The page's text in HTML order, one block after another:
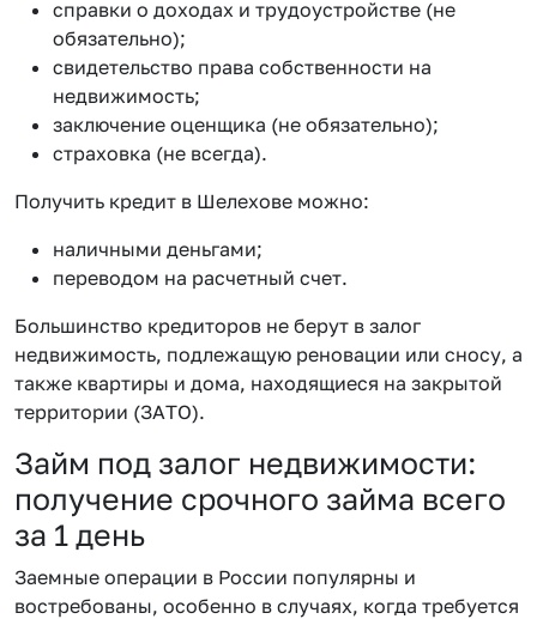
справки о доходах и трудоустройстве (не
обязательно);
свидетельство права собственности на
недвижимость;
заключение оценщика (не обязательно);
страховка (не всегда).
Получить кредит в Шелехове можно:
наличными деньгами;
переводом на расчетный счет.
Большинство кредиторов не берут в залог
недвижимость, подлежащую реновации или сносу, а
также квартиры и дома, находящиеся на закрытой
территории (ЗАТО).
Займ под залог недвижимости:
получение срочного займа всего
за 1 день
Заемные операции в России популярны и
востребованы, особенно в случаях, когда требуется